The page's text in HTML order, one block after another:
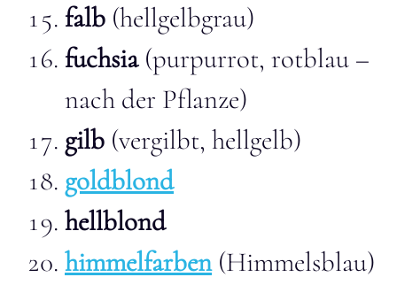
falb (hellgelbgrau)
fuchsia(purpurrot, rotblau –
nach der Pflanze)
gilb (vergilbt, hellgelb)
goldblond
hellblond
himmelfarben(Himmelsblau)